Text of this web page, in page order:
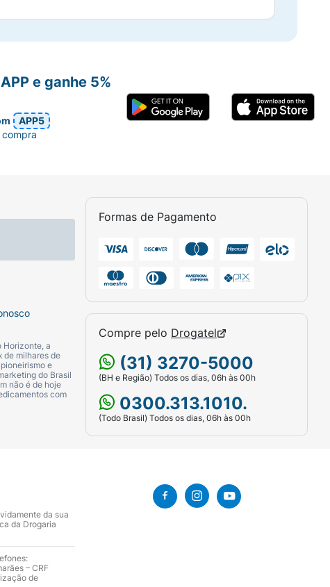
Horizonte, a
de milhares de
e
do Brasil
não é de hoje
com
Formas de Pagamento
Compre pelo Drogatel
(31) 3270-5000
(BH e Região) Todos os dias, 06h às 00h
0300.313.1010.
(Todo Brasil) Todos os dias, 06h às 00h
e ganhe 5%
APP5
compra
da sua
da Drogaria
– CRF
de